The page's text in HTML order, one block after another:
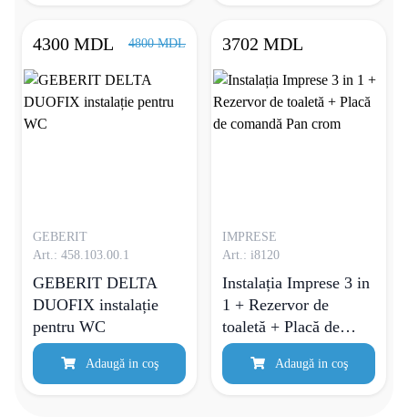
4300 MDL 4800 MDL
GEBERIT
Art.: 458.103.00.1
GEBERIT DELTA
DUOFIX instalație
pentru WC
Adaugă in coş
3702 MDL
IMPRESE
Art.: i8120
Instalația Imprese 3 in
1 + Rezervor de
toaletă + Placă de
comandă Pan crom
Adaugă in coş